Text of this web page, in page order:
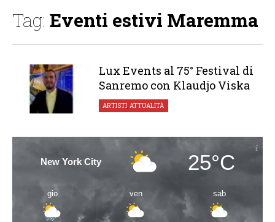
Tag: Eventi estivi Maremma
Lux Events al 75° Festival di
Sanremo con Klaudjo Viska
ARTISTI,ATTUALITÀ
New York City 25°C
gio ven sab